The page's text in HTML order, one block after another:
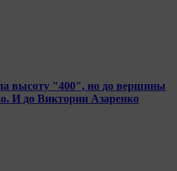
высоту "400", но до вершины
И до Виктории Азаренко